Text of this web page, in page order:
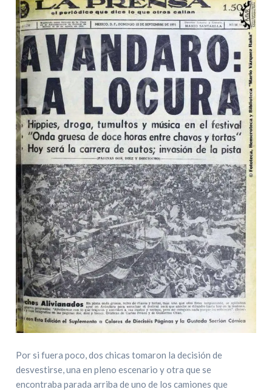
Por si fuera poco, dos chicas tomaron la decisión de
desvestirse, una en pleno escenario y otra que se
encontraba parada arriba de uno de los camiones que